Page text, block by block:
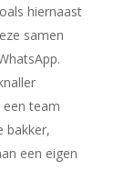
hiernaast
samen
een team
bakker,
een eigen